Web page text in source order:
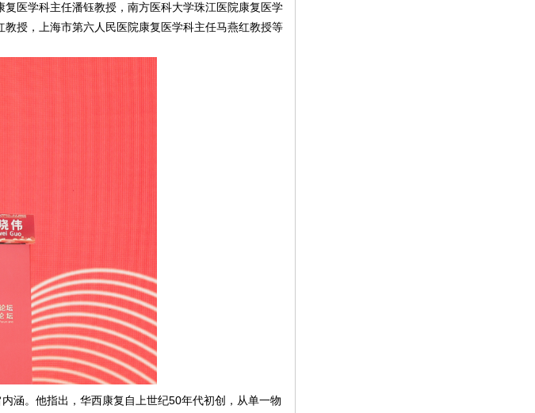
医学科主任潘钰教授，南方医科大学珠江医院康复医学
授，上海市第六人民医院康复医学科主任马燕红教授等
涵。他指出，华西康复自上世纪50年代初创，从单一物